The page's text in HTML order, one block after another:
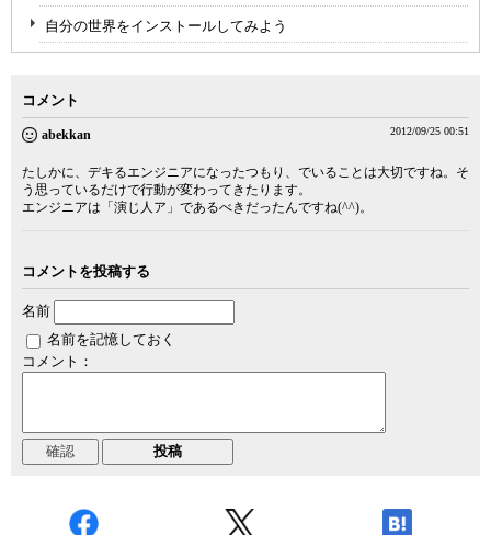
自分の世界をインストールしてみよう
コメント
abekkan 2012/09/25 00:51
たしかに、デキるエンジニアになったつもり、でいることは大切ですね。そ
う思っているだけで行動が変わってきたります。
エンジニアは「演じ人ア」であるべきだったんですね(^^)。
コメントを投稿する
名前
名前を記憶しておく
コメント：